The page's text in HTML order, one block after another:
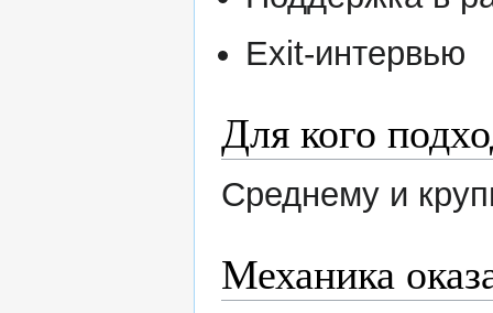
Exit-интервью
Для кого
Среднему и
Механика